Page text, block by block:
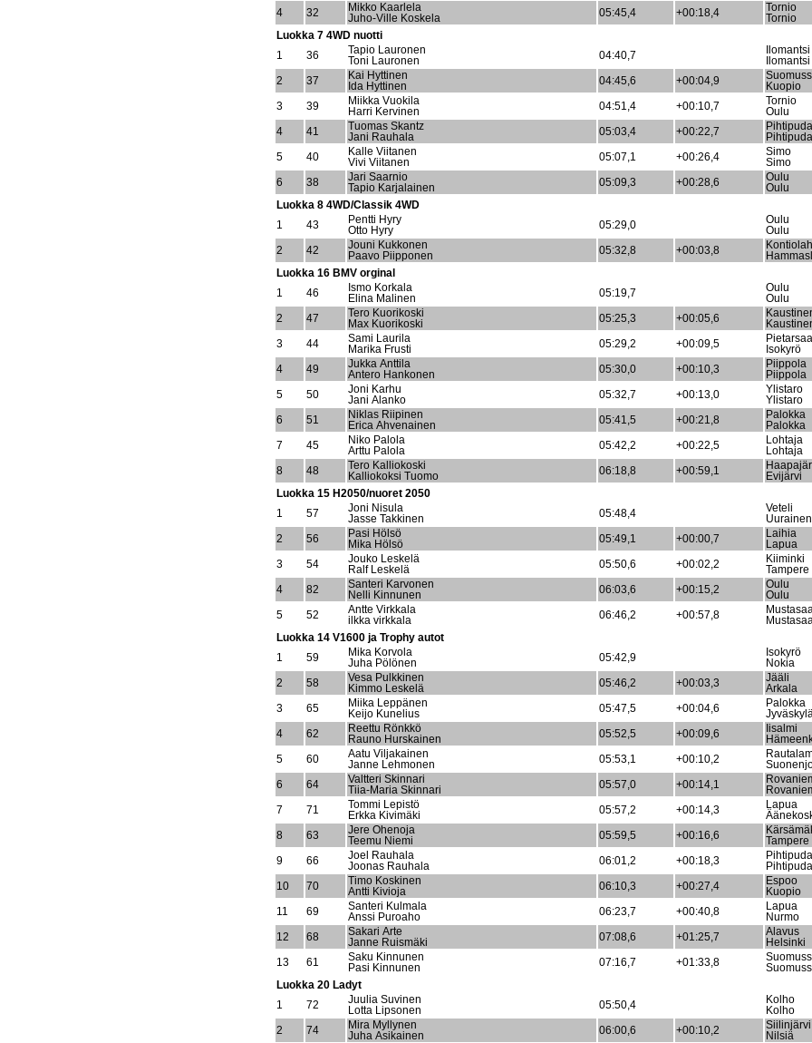
4
32
Mikko Kaarlela
Juho-Ville Koskela
05:45,4 +00:18,4
Tornio
Tornio
Luokka 7 4WD nuotti
1
36
Tapio Lauronen
Toni Lauronen
04:40,7
Ilomantsi
Ilomantsi
2
37
Kai Hyttinen
Ida Hyttinen
04:45,6 +00:04,9
Kuopio
3
39
Miikka Vuokila
Harri Kervinen
04:51,4 +00:10,7
Tornio
Oulu
4
41
Tuomas Skantz
Jani Rauhala
05:03,4 +00:22,7
5
40
Kalle Viitanen
Vivi Viitanen
05:07,1 +00:26,4
Simo
Simo
6
38
Jari Saarnio
Tapio Karjalainen
05:09,3 +00:28,6
Oulu
Oulu
Luokka 8 4WD/Classik 4WD
1
43
Pentti Hyry
Otto Hyry
05:29,0
Oulu
Oulu
2
42
Jouni Kukkonen
Paavo Piipponen
05:32,8 +00:03,8
Luokka 16 BMV orginal
1
46
Ismo Korkala
Elina Malinen
05:19,7
Oulu
Oulu
2
47
Tero Kuorikoski
Max Kuorikoski
05:25,3 +00:05,6
3
44
Sami Laurila
Marika Frusti
05:29,2 +00:09,5
Isokyrö
4
49
Jukka Anttila
Antero Hankonen
05:30,0 +00:10,3
Piippola
Piippola
5
50
Joni Karhu
Jani Alanko
05:32,7 +00:13,0
Ylistaro
Ylistaro
6
51
Niklas Riipinen
Erica Ahvenainen
05:41,5 +00:21,8
Palokka
Palokka
7
45
Niko Palola
Arttu Palola
05:42,2 +00:22,5
Lohtaja
Lohtaja
8
48
Tero Kalliokoski
Kalliokoksi Tuomo
06:18,8 +00:59,1
Evijärvi
Luokka 15 H2050/nuoret 2050
1
57
Joni Nisula
Jasse Takkinen
05:48,4
Veteli
Uurainen
2
56
Pasi Hölsö
Mika Hölsö
05:49,1 +00:00,7
Laihia
Lapua
3
54
Jouko Leskelä
Ralf Leskelä
05:50,6 +00:02,2
Kiiminki
Tampere
4
82
Santeri Karvonen
Nelli Kinnunen
06:03,6 +00:15,2
Oulu
Oulu
5
52
Antte Virkkala
ilkka virkkala
06:46,2 +00:57,8
Luokka 14 V1600 ja Trophy autot
1
59
Mika Korvola
Juha Pölönen
05:42,9
Isokyrö
Nokia
2
58
Vesa Pulkkinen
Kimmo Leskelä
05:46,2 +00:03,3
Jääli
Arkala
3
65
Miika Leppänen
Keijo Kunelius
05:47,5 +00:04,6
Palokka
4
62
Reettu Rönkkö
Rauno Hurskainen
05:52,5 +00:09,6
Iisalmi
5
60
Aatu Viljakainen
Janne Lehmonen
05:53,1 +00:10,2
6
64
Valtteri Skinnari
Tiia-Maria Skinnari
05:57,0 +00:14,1
7
71
Tommi Lepistö
Erkka Kivimäki
05:57,2 +00:14,3
Lapua
8
63
Jere Ohenoja
Teemu Niemi
05:59,5 +00:16,6
Tampere
9
66
Joel Rauhala
Joonas Rauhala
06:01,2 +00:18,3
10
70
Timo Koskinen
Antti Kivioja
06:10,3 +00:27,4
Espoo
Kuopio
11
69
Santeri Kulmala
Anssi Puroaho
06:23,7 +00:40,8
Lapua
Nurmo
12
68
Sakari Arte
Janne Ruismäki
07:08,6 +01:25,7
Alavus
Helsinki
13
61
Saku Kinnunen
Pasi Kinnunen
07:16,7 +01:33,8
Luokka 20 Ladyt
1
72
Juulia Suvinen
Lotta Lipsonen
05:50,4
Kolho
Kolho
2
74
Mira Myllynen
Juha Asikainen
06:00,6 +00:10,2
Siilinjärvi
Nilsiä